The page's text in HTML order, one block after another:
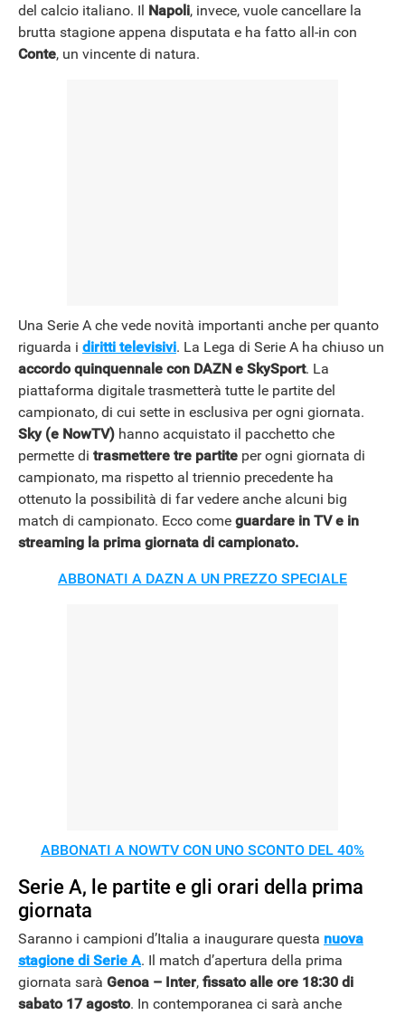
del calcio italiano. Il Napoli, invece, vuole cancellare la
brutta stagione appena disputata e ha fatto all-in con
Conte, un vincente di natura.
Una Serie A che vede novità importanti anche per quanto
riguarda i diritti televisivi. La Lega di Serie A ha chiuso un
accordo quinquennale con DAZN e SkySport. La
piattaforma digitale trasmetterà tutte le partite del
campionato, di cui sette in esclusiva per ogni giornata.
Sky (e NowTV) hanno acquistato il pacchetto che
permette di trasmettere tre partite per ogni giornata di
campionato, ma rispetto al triennio precedente ha
ottenuto la possibilità di far vedere anche alcuni big
match di campionato. Ecco come guardare in TV e in
streaming la prima giornata di campionato.
ABBONATI A DAZN A UN PREZZO SPECIALE
ABBONATI A NOWTV CON UNO SCONTO DEL 40%
Serie A, le partite e gli orari della prima
giornata
Saranno i campioni d’Italia a inaugurare questa nuova
stagione di Serie A. Il match d’apertura della prima
giornata sarà Genoa – Inter, fissato alle ore 18:30 di
sabato 17 agosto. In contemporanea ci sarà anche